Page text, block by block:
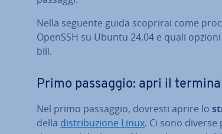
Nella seguente guida scoprirai come
OpenSSH su Ubuntu 24.04 e quali
bi­li.
Primo passaggio: apri il
Nel primo passaggio, dovresti aprire lo
della di­stri­bu­zio­ne Linux. Ci sono